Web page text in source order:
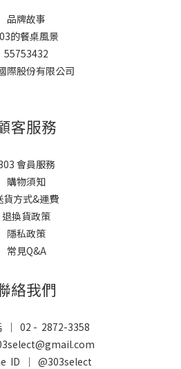
品牌故事
的餐桌風景
55753432
際股份有限公司
客服務
會員服務
購物須知
貨方式&運費
退換貨政策
隱私政策
常見Q&A
絡我們
｜ 02 - 2872-3358
ID ｜ @303select